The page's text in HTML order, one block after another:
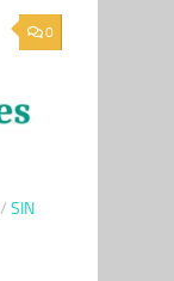
0
/ SIN